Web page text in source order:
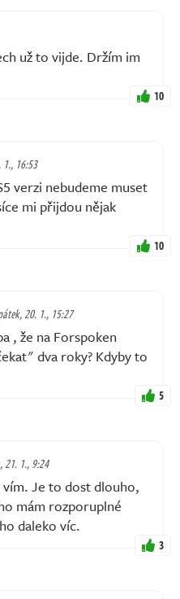
už to vijde. Držím im
10
16:53
verzi nebudeme muset
mi přijdou nějak
10
20. 1., 15:27
, že na Forspoken
dva roky? Kdyby to
5
21. 1., 9:24
Je to dost dlouho,
mám rozporuplné
daleko víc.
3